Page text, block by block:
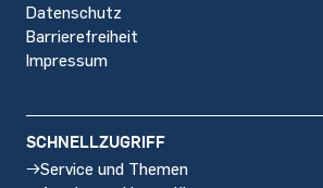
Datenschutz
Barrierefreiheit
Impressum
SCHNELLZUGRIFF
Service und Themen